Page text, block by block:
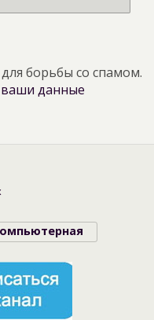
борьбы со спамом.
ваши данные